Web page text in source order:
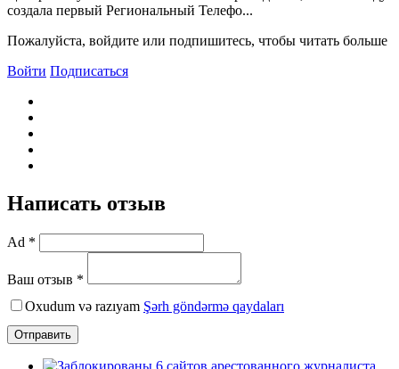
создала первый Региональный Телефо...
Пожалуйста, войдите или подпишитесь, чтобы читать больше
Войти Подписаться
Написать отзыв
Ad *
Ваш отзыв *
Oxudum və razıyam Şərh göndərmə qaydaları
Отправить